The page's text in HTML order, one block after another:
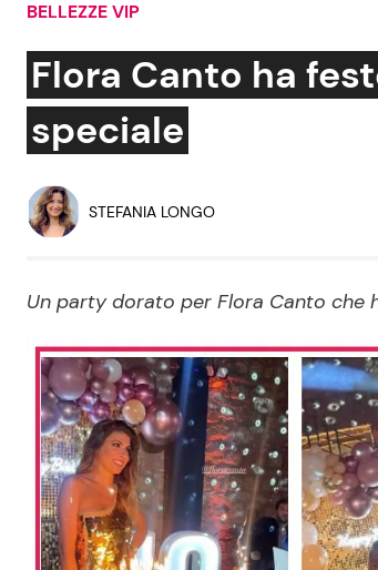
Social News
News dal mondo
BELLEZZE VIP
Flora Canto ha
speciale
STEFANIA LONGO
Un party dorato per Flora Canto che